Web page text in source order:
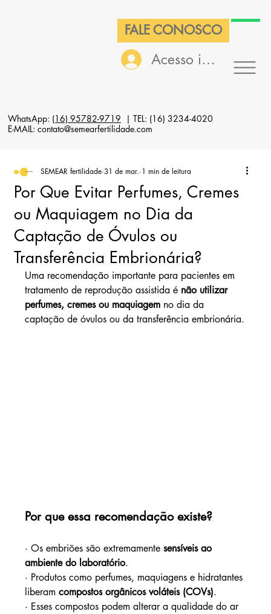
FALE CONOSCO
Acesso interno
WhatsApp: (16) 95782-9719 | TEL: (16) 3234-4020
E-MAIL: contato@semearfertilidade.com
Por Que Evitar Perfumes, Cremes
ou Maquiagem no Dia da
Captação de Óvulos ou
Transferência Embrionária?
SEMEAR fertilidade 31 de mar. 1 min de leitura
Uma recomendação importante para pacientes em
tratamento de reprodução assistida é não utilizar
perfumes, cremes ou maquiagem no dia da
captação de óvulos ou da transferência embrionária.
Por que essa recomendação existe?
· Os embriões são extremamente sensíveis ao
ambiente do laboratório.
· Produtos como perfumes, maquiagens e hidratantes
liberam compostos orgânicos voláteis (COVs).
· Esses compostos podem alterar a qualidade do ar